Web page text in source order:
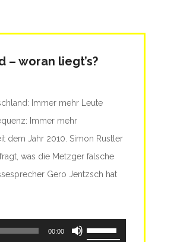
– woran liegt’s?
Immer mehr Leute
Immer mehr
dem Jahr 2010. Simon Rustler
was die Metzger falsche
Gero Jentzsch hat
00:00
Pfeiltasten